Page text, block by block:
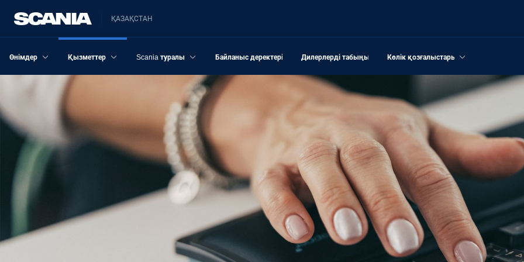
ҚАЗАҚСТАН
Өнімдер Қызметтер Scania туралы Байланыс деректері Дилерлерді табыңыз Көлік қозғалыстары